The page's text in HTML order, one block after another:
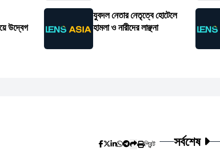
উদ্বেগ
যুবদল নেতার নেতৃত্বে হোটেলে
হামলা ও নারীদের লাঞ্ছনা
প্রিন্ট সর্বশেষ